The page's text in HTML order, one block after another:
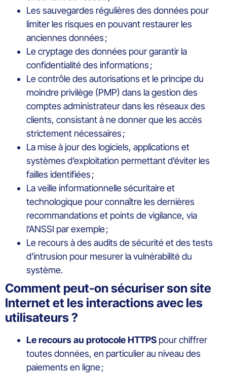
Les sauvegardes régulières des données pour
limiter les risques en pouvant restaurer les
anciennes données ;
Le cryptage des données pour garantir la
confidentialité des informations ;
Le contrôle des autorisations et le principe du
moindre privilège (PMP) dans la gestion des
comptes administrateur dans les réseaux des
clients, consistant à ne donner que les accès
strictement nécessaires ;
La mise à jour des logiciels, applications et
systèmes d’exploitation permettant d’éviter les
failles identifiées ;
La veille informationnelle sécuritaire et
technologique pour connaître les dernières
recommandations et points de vigilance, via
l’ANSSI par exemple ;
Le recours à des audits de sécurité et des tests
d’intrusion pour mesurer la vulnérabilité du
système.
Comment peut-on sécuriser son site
Internet et les interactions avec les
utilisateurs ?
Le recours au protocole HTTPS pour chiffrer
toutes données, en particulier au niveau des
paiements en ligne ;